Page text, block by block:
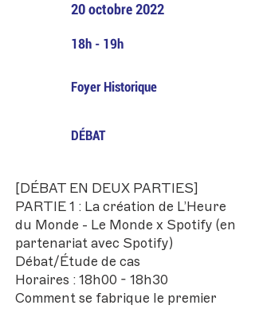
20 octobre 2022
18h - 19h
Foyer Historique
DÉBAT
[DÉBAT EN DEUX PARTIES]
PARTIE 1 : La création de L’Heure
du Monde - Le Monde x Spotify (en
partenariat avec Spotify)
Débat/Étude de cas
Horaires : 18h00 - 18h30
Comment se fabrique le premier